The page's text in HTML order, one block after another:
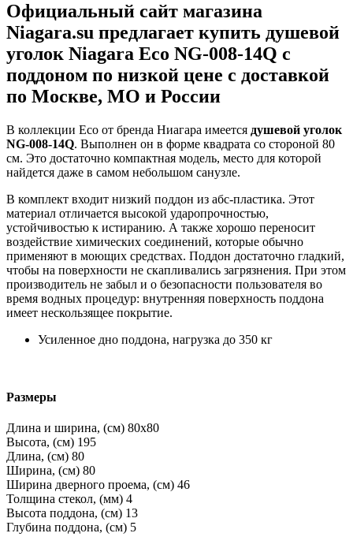
Официальный сайт магазина
Niagara.su предлагает купить душевой
уголок Niagara Eco NG-008-14Q с
поддоном по низкой цене с доставкой
по Москве, МО и России
В коллекции Eco от бренда Ниагара имеется душевой уголок
NG-008-14Q. Выполнен он в форме квадрата со стороной 80
см. Это достаточно компактная модель, место для которой
найдется даже в самом небольшом санузле.
В комплект входит низкий поддон из абс-пластика. Этот
материал отличается высокой ударопрочностью,
устойчивостью к истиранию. А также хорошо переносит
воздействие химических соединений, которые обычно
применяют в моющих средствах. Поддон достаточно гладкий,
чтобы на поверхности не скапливались загрязнения. При этом
производитель не забыл и о безопасности пользователя во
время водных процедур: внутренняя поверхность поддона
имеет нескользящее покрытие.
Усиленное дно поддона, нагрузка до 350 кг
Размеры
Длина и ширина, (см) 80x80
Высота, (см) 195
Длина, (см) 80
Ширина, (см) 80
Ширина дверного проема, (см) 46
Толщина стекол, (мм) 4
Высота поддона, (см) 13
Глубина поддона, (см) 5